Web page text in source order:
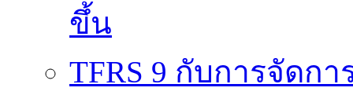
ขึ้น
TFRS 9 กับการจัดก